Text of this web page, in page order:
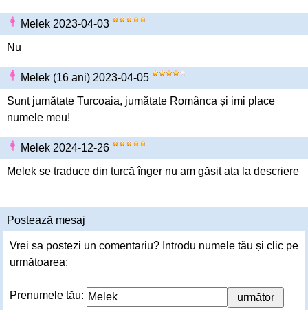
Melek 2023-04-03
Nu
Melek (16 ani) 2023-04-05
Sunt jumătate Turcoaia, jumătate Românca și imi place
numele meu!
Melek 2024-12-26
Melek se traduce din turcă înger nu am găsit ata la descriere
Postează mesaj
Vrei sa postezi un comentariu? Introdu numele tău și clic pe
următoarea:
Prenumele tău: